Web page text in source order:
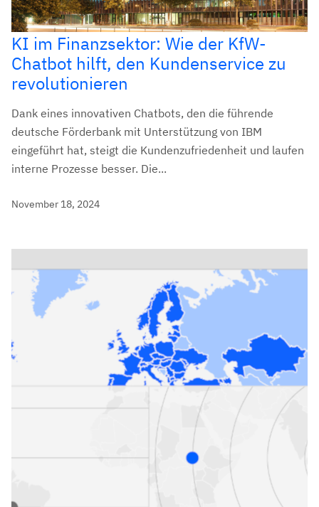
KI im Finanzsektor: Wie der KfW-
Chatbot hilft, den Kundenservice zu
revolutionieren
Dank eines innovativen Chatbots, den die führende
deutsche Förderbank mit Unterstützung von IBM
eingeführt hat, steigt die Kundenzufriedenheit und laufen
interne Prozesse besser. Die...
November 18, 2024